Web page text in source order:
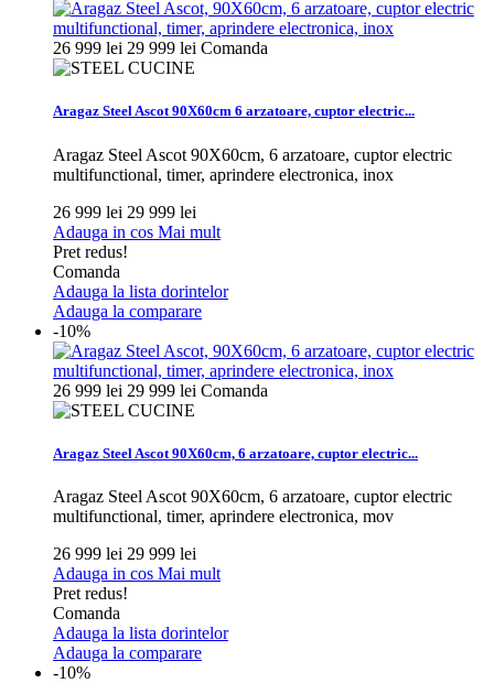
26 999 lei 29 999 lei Comanda
Aragaz Steel Ascot 90X60cm 6 arzatoare, cuptor electric...
Aragaz Steel Ascot 90X60cm, 6 arzatoare, cuptor electric
multifunctional, timer, aprindere electronica, inox
26 999 lei 29 999 lei
Adauga in cos Mai mult
Pret redus!
Comanda
Adauga la lista dorintelor
Adauga la comparare
-10%
26 999 lei 29 999 lei Comanda
Aragaz Steel Ascot 90X60cm, 6 arzatoare, cuptor electric...
Aragaz Steel Ascot 90X60cm, 6 arzatoare, cuptor electric
multifunctional, timer, aprindere electronica, mov
26 999 lei 29 999 lei
Adauga in cos Mai mult
Pret redus!
Comanda
Adauga la lista dorintelor
Adauga la comparare
-10%